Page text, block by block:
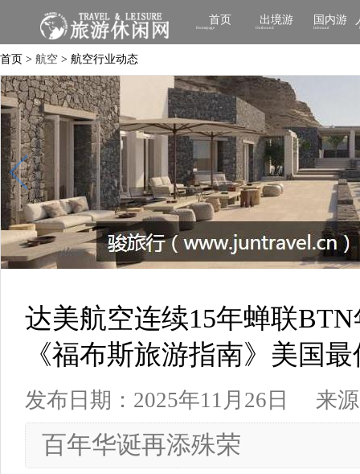
首页
Homepage
出境游
Outbound
国内游
Inbound
首页 > 航空 > 航空行业动态
达美航空连续15年蝉联
《福布斯旅游指南》美国
发布日期：2025年11月26日 来源
百年华诞再添殊荣